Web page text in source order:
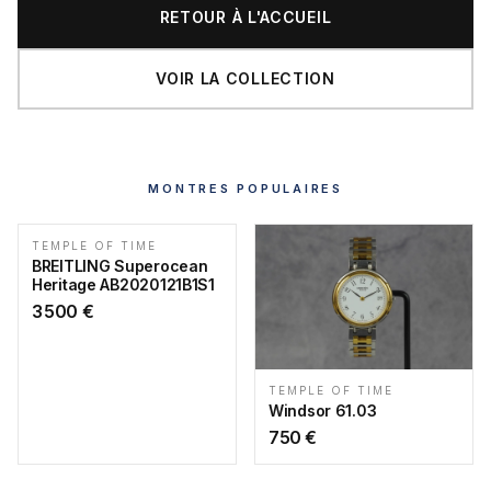
RETOUR À L'ACCUEIL
VOIR LA COLLECTION
MONTRES POPULAIRES
TEMPLE OF TIME
BREITLING Superocean
Heritage AB2020121B1S1
3 500 €
TEMPLE OF TIME
Windsor 61.03
750 €